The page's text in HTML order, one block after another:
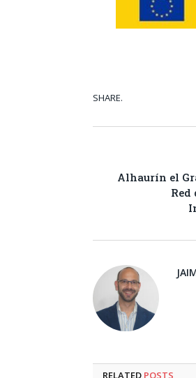
SHARE.
Alhaurín el
Red
RELATED POSTS